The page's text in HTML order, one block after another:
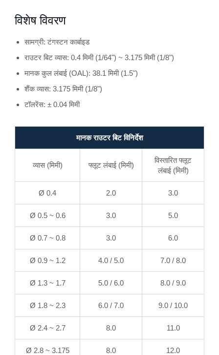
विशेष विवरण
सामग्री: टंगस्टन कार्बाइड
राउटर बिट व्यास: 0.4 मिमी (1/64") ~ 3.175 मिमी (1/8")
मानक कुल लंबाई (OAL): 38.1 मिमी (1.5")
शैंक व्यास: 3.175 मिमी (1/8")
टॉलरेंस: ± 0.04 मिमी
मानक राउटर बिट विनिर्देश
व्यास (मिमी) फ्लूट लंबाई (मिमी)
विस्तारित फ्लूट
लंबाई (मिमी)
Ø 0.4 2.0 3.0
Ø 0.5 ~ 0.6 3.0 5.0
Ø 0.7 ~ 0.8 3.0 6.0
Ø 0.9 ~ 1.2 4.0 / 5.0 7.0 / 8.0
Ø 1.3 ~ 1.7 5.0 / 6.0 8.0 / 9.0
Ø 1.8 ~ 2.3 6.0 / 7.0 9.0 / 10.0
Ø 2.4 ~ 2.7 8.0 11.0
Ø 2.8 ~ 3.175 8.0 12.0